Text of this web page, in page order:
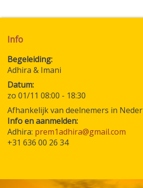
Info
Begeleiding
Adhira & Imani
Datum
zo 01/11 08:00 - 18:30
Afhankelijk van deelnemers in
Info en aanmelden:
Adhira: prem1adhira@gmail.com
+31 636 00 26 34